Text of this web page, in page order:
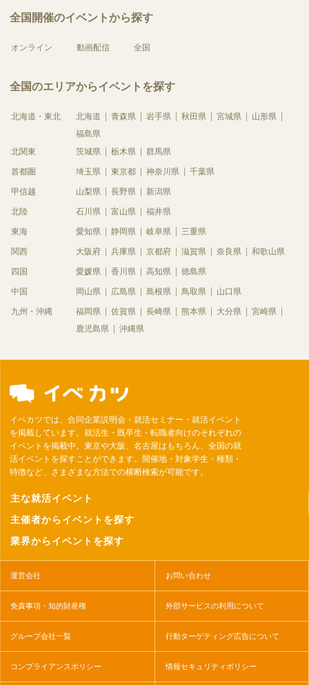
全国開催のイベントから探す
オンライン 動画配信 全国
全国のエリアからイベントを探す
北海道・東北 北海道 青森県 岩手県 秋田県 宮城県
山形県
福島県
北関東
茨城県 栃木県 群馬県
首都圏 埼玉県 東京都 神奈川県 千葉県
甲信越 山梨県 長野県 新潟県
北陸 石川県 富山県 福井県
東海 愛知県 静岡県 岐阜県 三重県
関西 大阪府 兵庫県 京都府 滋賀県 奈良県 和歌山県
四国 愛媛県 香川県 高知県 徳島県
中国 岡山県 広島県 島根県 鳥取県 山口県
九州・沖縄 福岡県 佐賀県 長崎県 熊本県 大分県
宮崎県
鹿児島県
沖縄県
イベカツでは、合同企業説明会・就活セミナー・就活イベント
を掲載しています。就活生・既卒生・転職者向けのそれぞれの
イベントを掲載中。東京や大阪、名古屋はもちろん、全国の就
活イベントを探すことができます。開催地・対象学生・種類・
特徴など、さまざまな方法での横断検索が可能です。
主な就活イベント
主催者からイベントを探す
業界からイベントを探す
運営会社 お問い合わせ
免責事項・知的財産権 外部サービスの利用について
グループ会社一覧 行動ターゲティング広告について
コンプライアンスポリシー 情報セキュリティポリシー